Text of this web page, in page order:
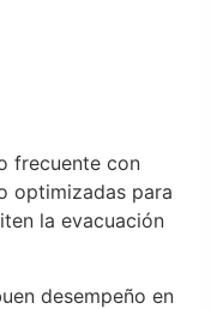
frecuente con
optimizadas para
la evacuación
desempeño en